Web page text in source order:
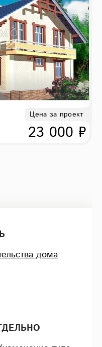
Цена за проект
23 000 ₽
дома